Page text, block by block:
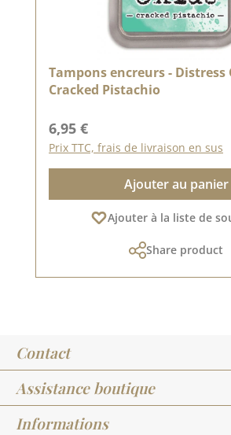
Tampons encreurs - Distress
Cracked Pistachio
Prix régulier :
6,95 €
Prix TTC, frais de livraison en sus
Ajouter au panier
Ajouter à la liste de
Share product
Contact
Assistance boutique
Informations